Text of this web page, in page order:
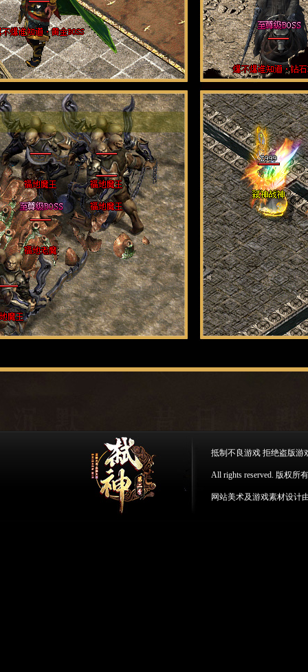
抵制不良游戏 拒绝盗版游
All rights reserved. 版权所
网站美术及游戏素材设计